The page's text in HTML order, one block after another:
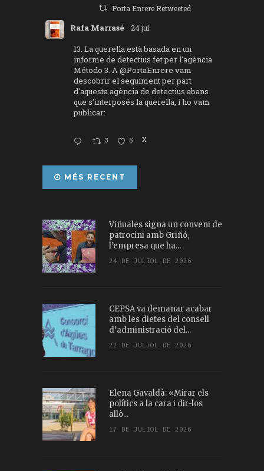
Porta Enrere Retweeted
Rafa Marrasé 24 jul.
13. La querella està basada en un
informe de detectius fet per l'agència
Método 3. A@PortaEnrere vam
descobrir el seguiment per part
d'aquesta agència de detectius abans
que s'interposés la querella, i ho vam
publicar:
3 5 X
MÉS RECENT
Viñuales signa un conveni de
patrocini amb Griñó,
l’empresa que ha...
24 DE JULIOL DE 2026
CEPSA va demanar acabar
amb les dietes del consell
d’administració del...
22 DE JULIOL DE 2026
Elena Gavaldà: «Mirar els
polítics a la cara i dir-los
allò...
17 DE JULIOL DE 2026